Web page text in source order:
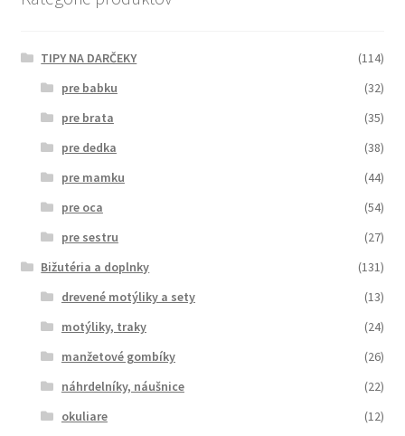
TIPY NA DARČEKY
(114)
pre babku
(32)
pre brata
(35)
pre dedka
(38)
pre mamku
(44)
pre oca
(54)
pre sestru
(27)
Bižutéria a doplnky
(131)
drevené motýliky a sety
(13)
motýliky, traky
(24)
manžetové gombíky
(26)
náhrdelníky, náušnice
(22)
okuliare
(12)